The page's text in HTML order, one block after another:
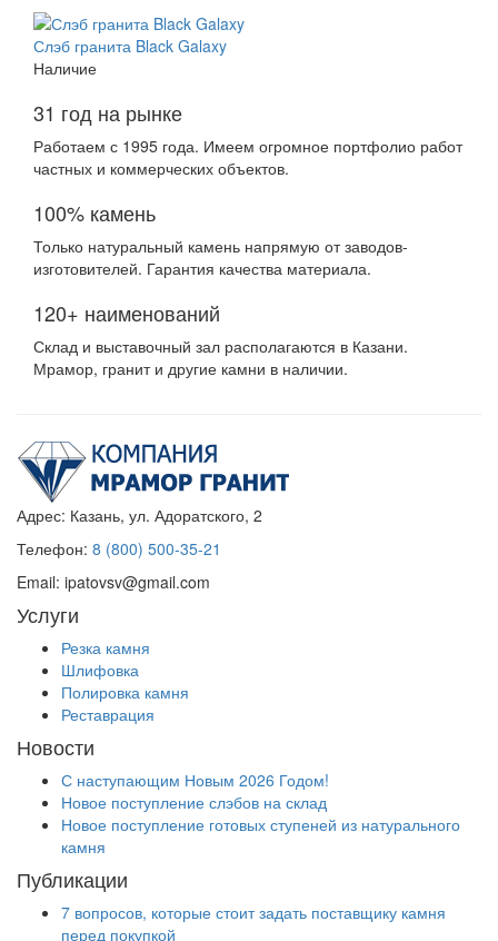
Слэб гранита Black Galaxy
Наличие
31 год на рынке
Работаем с 1995 года. Имеем огромное портфолио работ
частных и коммерческих объектов.
100% камень
Только натуральный камень напрямую от заводов-
изготовителей. Гарантия качества материала.
120+ наименований
Склад и выставочный зал располагаются в Казани.
Мрамор, гранит и другие камни в наличии.
Адрес: Казань, ул. Адоратского, 2
Телефон: 8 (800) 500-35-21
Email: ipatovsv@gmail.com
Услуги
Резка камня
Шлифовка
Полировка камня
Реставрация
Новости
С наступающим Новым 2026 Годом!
Новое поступление слэбов на склад
Новое поступление готовых ступеней из натурального
камня
Публикации
7 вопросов, которые стоит задать поставщику камня
перед покупкой